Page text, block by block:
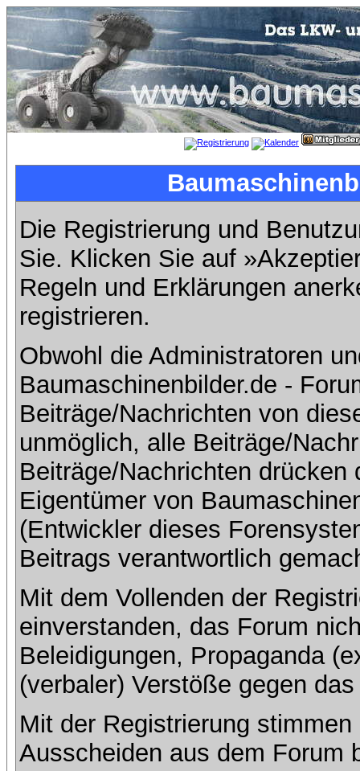
Die Registrierung und
Sie. Klicken Sie auf
Regeln und Erklärungen
registrieren.
Obwohl die Administratoren
Baumaschinenbilder.de -
Beiträge/Nachrichten von
unmöglich, alle Beiträge/
Beiträge/Nachrichten
Eigentümer von
(Entwickler dieses
Beitrags verantwortlich
Mit dem Vollenden der
einverstanden, das Forum
Beleidigungen, Propaganda
(verbaler) Verstöße gegen
Mit der Registrierung
Ausscheiden aus dem Forum